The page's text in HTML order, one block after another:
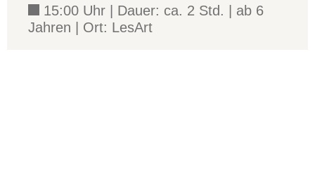
15:00 Uhr | Dauer: ca. 2 Std. | ab 6
Jahren | Ort: LesArt